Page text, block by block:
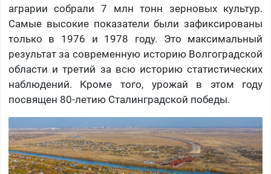
аграрии собрали 7 млн тонн зерновых культур.
Самые высокие показатели были зафиксированы
только в 1976 и 1978 году. Это максимальный
результат за современную историю Волгоградской
области и третий за всю историю статистических
наблюдений. Кроме того, урожай в этом году
посвящен 80-летию Сталинградской победы.